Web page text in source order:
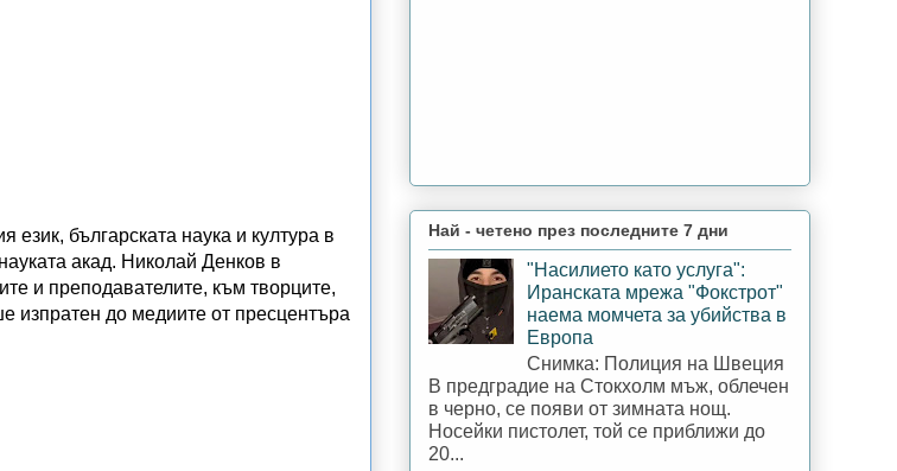
език, българската наука и култура в
акад. Николай Денков в
и преподавателите, към творците,
изпратен до медиите от пресцентъра
Най - четено през последните 7 дни
"Насилието като услуга":
Иранската мрежа "Фокстрот"
наема момчета за убийства в
Европа
Снимка: Полиция на Швеция
В предградие на Стокхолм мъж, облечен
в черно, се появи от зимната нощ.
Носейки пистолет, той се приближи до
20...